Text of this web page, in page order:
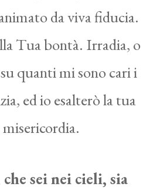
da viva fiducia.
Tua bontà. Irradia, o
quanti mi sono cari i
ed io esalterò la tua
sei nei cieli, sia